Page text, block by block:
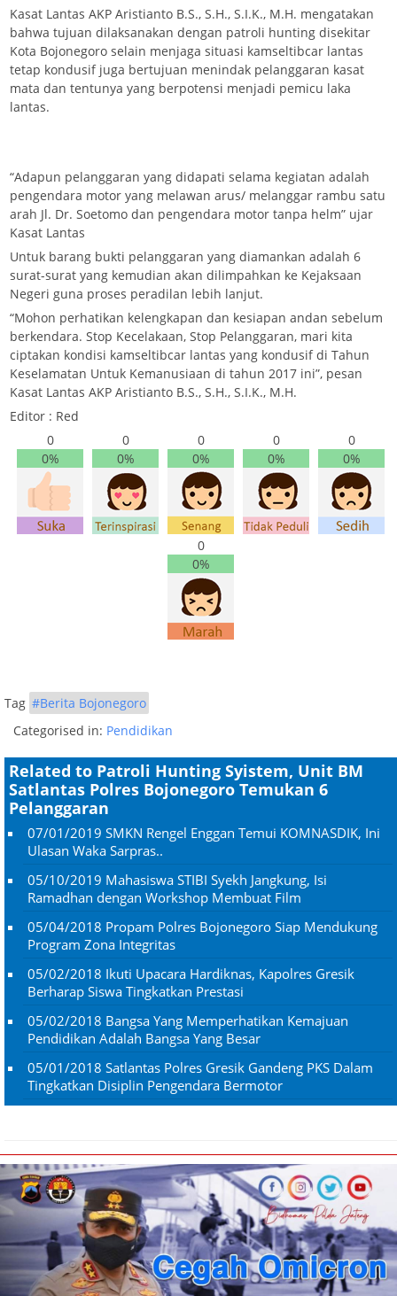
Kasat Lantas AKP Aristianto B.S., S.H., S.I.K., M.H. mengatakan
bahwa tujuan dilaksanakan dengan patroli hunting disekitar
Kota Bojonegoro selain menjaga situasi kamseltibcar lantas
tetap kondusif juga bertujuan menindak pelanggaran kasat
mata dan tentunya yang berpotensi menjadi pemicu laka
lantas.
“Adapun pelanggaran yang didapati selama kegiatan adalah
pengendara motor yang melawan arus/ melanggar rambu satu
arah Jl. Dr. Soetomo dan pengendara motor tanpa helm” ujar
Kasat Lantas
Untuk barang bukti pelanggaran yang diamankan adalah 6
surat-surat yang kemudian akan dilimpahkan ke Kejaksaan
Negeri guna proses peradilan lebih lanjut.
“Mohon perhatikan kelengkapan dan kesiapan andan sebelum
berkendara. Stop Kecelakaan, Stop Pelanggaran, mari kita
ciptakan kondisi kamseltibcar lantas yang kondusif di Tahun
Keselamatan Untuk Kemanusiaan di tahun 2017 ini”, pesan
Kasat Lantas AKP Aristianto B.S., S.H., S.I.K., M.H.
Editor : Red
0
0%
0
0%
0
0%
0
0%
0
0%
0
0%
Tag #Berita Bojonegoro
Categorised in: Pendidikan
Related to Patroli Hunting Syistem, Unit BM
Satlantas Polres Bojonegoro Temukan 6
Pelanggaran
07/01/2019 SMKN Rengel Enggan Temui KOMNASDIK, Ini
Ulasan Waka Sarpras..
05/10/2019 Mahasiswa STIBI Syekh Jangkung, Isi
Ramadhan dengan Workshop Membuat Film
05/04/2018 Propam Polres Bojonegoro Siap Mendukung
Program Zona Integritas
05/02/2018 Ikuti Upacara Hardiknas, Kapolres Gresik
Berharap Siswa Tingkatkan Prestasi
05/02/2018 Bangsa Yang Memperhatikan Kemajuan
Pendidikan Adalah Bangsa Yang Besar
05/01/2018 Satlantas Polres Gresik Gandeng PKS Dalam
Tingkatkan Disiplin Pengendara Bermotor